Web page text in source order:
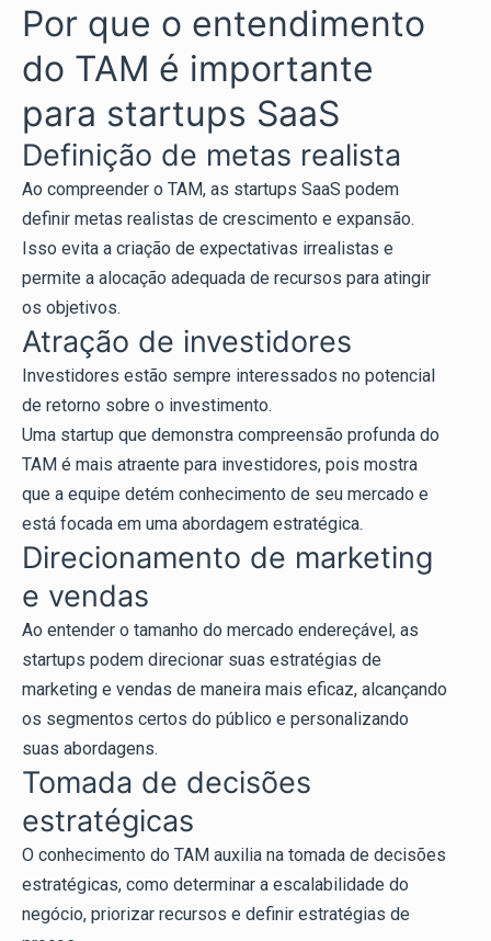
Por que o entendimento
do TAM é importante
para startups SaaS
Definição de metas realista
Ao compreender o TAM, as startups SaaS podem
definir metas realistas de crescimento e expansão.
Isso evita a criação de expectativas irrealistas e
permite a alocação adequada de recursos para atingir
os objetivos.
Atração de investidores
Investidores estão sempre interessados no potencial
de retorno sobre o investimento.
Uma startup que demonstra compreensão profunda do
TAM é mais atraente para investidores, pois mostra
que a equipe detém conhecimento de seu mercado e
está focada em uma abordagem estratégica.
Direcionamento de marketing
e vendas
Ao entender o tamanho do mercado endereçável, as
startups podem direcionar suas estratégias de
marketing e vendas de maneira mais eficaz, alcançando
os segmentos certos do público e personalizando
suas abordagens.
Tomada de decisões
estratégicas
O conhecimento do TAM auxilia na tomada de decisões
estratégicas, como determinar a escalabilidade do
negócio, priorizar recursos e definir estratégias de